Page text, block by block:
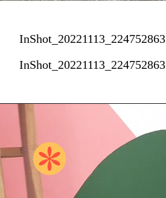
InShot_20221113_224752863
InShot_20221113_224752863